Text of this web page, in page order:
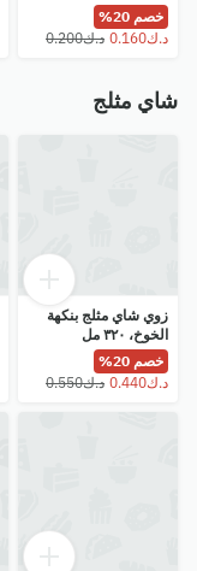
خصم 20%
شاي مثلج
زوي شاي مثلج بنكهة
الخوخ، ٣٢٠ مل
خصم 20%